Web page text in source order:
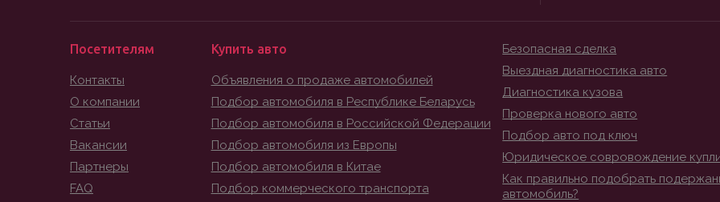
Посетителям
Контакты
О компании
Статьи
Вакансии
Партнеры
FAQ
Купить авто
Объявления о продаже автомобилей
Подбор автомобиля в Республике Беларусь
Подбор автомобиля в Российской Федерации
Подбор автомобиля из Европы
Подбор автомобиля в Китае
Подбор коммерческого транспорта
Безопасная сделка
Выездная диагностика авто
Диагностика кузова
Проверка нового авто
Подбор авто под ключ
Юридическое совровождение
Как правильно подобрать
автомобиль?